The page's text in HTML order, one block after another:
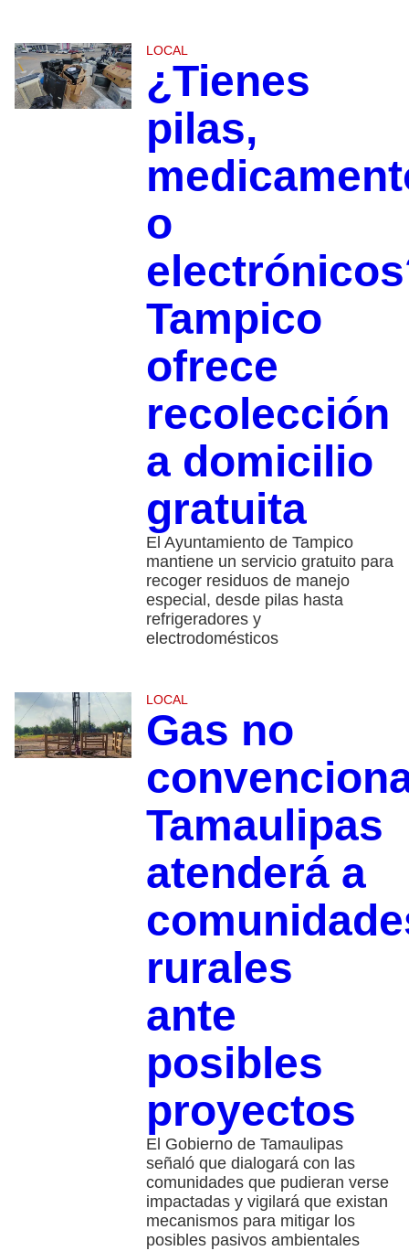
LOCAL
¿Tienes
pilas,
o
Tampico
ofrece
recolección
a domicilio
gratuita
El Ayuntamiento de Tampico
mantiene un servicio gratuito para
recoger residuos de manejo
especial, desde pilas hasta
refrigeradores y
electrodomésticos
LOCAL
Gas no
Tamaulipas
atenderá a
rurales
ante
posibles
proyectos
El Gobierno de Tamaulipas
señaló que dialogará con las
comunidades que pudieran verse
impactadas y vigilará que existan
mecanismos para mitigar los
posibles pasivos ambientales